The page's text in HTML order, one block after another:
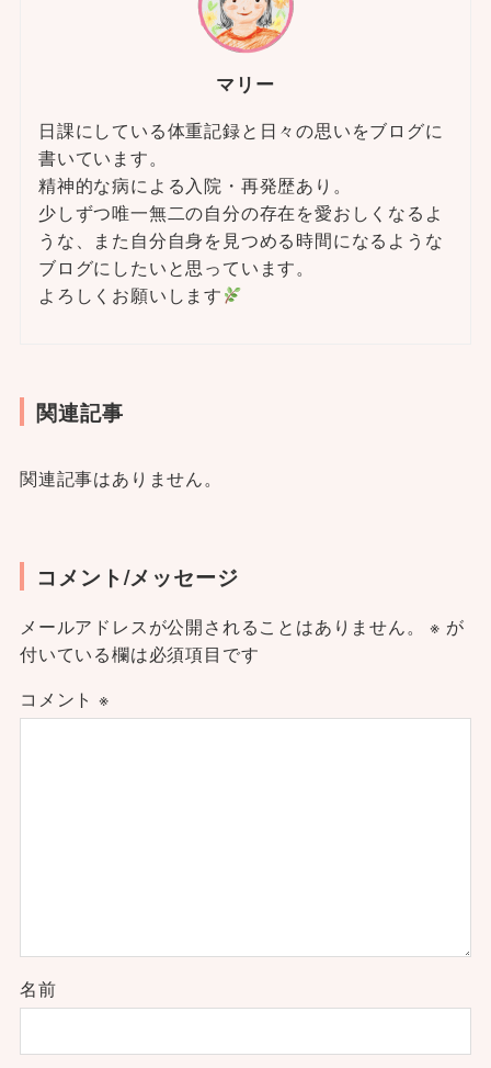
マリー
日課にしている体重記録と日々の思いをブログに
書いています。
精神的な病による入院・再発歴あり。
少しずつ唯一無二の自分の存在を愛おしくなるよ
うな、また自分自身を見つめる時間になるような
ブログにしたいと思っています。
よろしくお願いします
関連記事
関連記事はありません。
コメント/メッセージ
メールアドレスが公開されることはありません。 ※ が
付いている欄は必須項目です
コメント ※
名前